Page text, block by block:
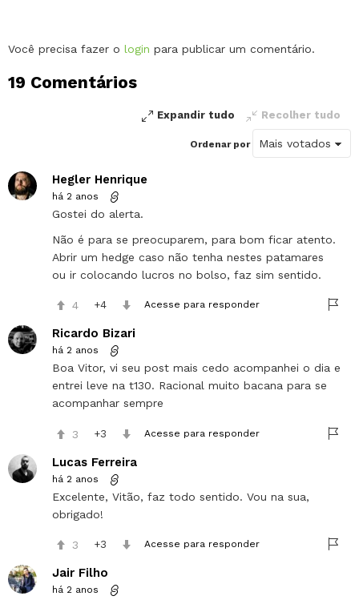
Deixe
comentário
Você precisa fazer o login para publicar um comentário.
19 Comentários
Expandir tudo Recolher tudo
Ordenar por
Hegler Henrique
há 2 anos
Gostei do alerta.
Não é para se preocuparem, para bom ficar atento.
Abrir um hedge caso não tenha nestes patamares
ou ir colocando lucros no bolso, faz sim sentido.
4 4 Acesse para responder
Ricardo Bizari
há 2 anos
Boa Vitor, vi seu post mais cedo acompanhei o dia e
entrei leve na t130. Racional muito bacana para se
acompanhar sempre
3 3 Acesse para responder
Lucas Ferreira
há 2 anos
Excelente, Vitão, faz todo sentido. Vou na sua,
obrigado!
3 3 Acesse para responder
Jair Filho
há 2 anos